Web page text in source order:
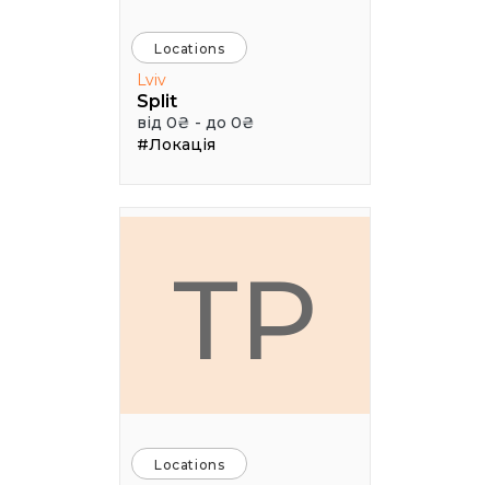
Locations
Lviv
Split
від 0₴ - до 0₴
#Локація
ТР
Locations